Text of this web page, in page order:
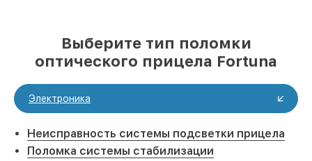
Выберите тип поломки
оптического прицела Fortuna
Электроника
Неисправность системы подсветки прицела
Поломка системы стабилизации